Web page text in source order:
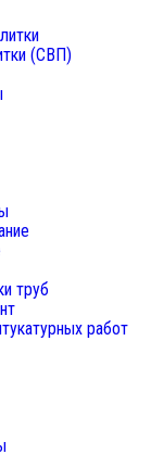
(СВП)
труб
работ